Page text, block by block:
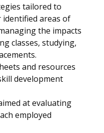
tailored to
identified areas of
the impacts
classes, studying,
and resources
development
at evaluating
employed